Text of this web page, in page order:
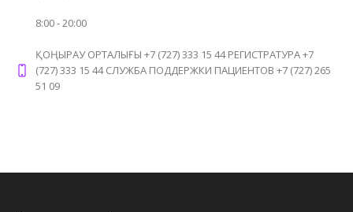
8:00 - 20:00
ҚОҢЫРАУ ОРТАЛЫҒЫ +7 (727) 333 15 44 РЕГИСТРАТУРА +7
(727) 333 15 44 СЛУЖБА ПОДДЕРЖКИ ПАЦИЕНТОВ +7 (727) 265
51 09